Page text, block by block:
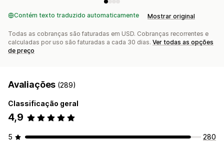
Contém texto traduzido automaticamente Mostrar original
Todas as cobranças são faturadas em USD. Cobranças recorrentes e
calculadas por uso são faturadas a cada 30 dias. Ver todas as opções
de preço
Avaliações (289)
Classificação geral
4,9
5
280